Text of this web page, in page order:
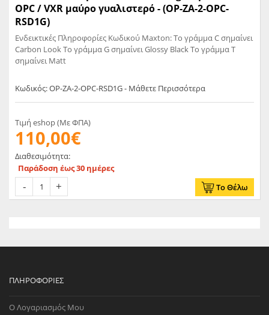
OPC / VXR μαύρο γυαλιστερό - (OP-ZA-2-OPC-
RSD1G)
Ενδεικτικές Πληροφορίες Κωδικού Maxton: Το γράμμα C σημαίνει
Carbon Look Το γράμμα G σημαίνει Glossy Black Το γράμμα T
σημαίνει Matt
Κωδικός: OP-ZA-2-OPC-RSD1G - Μάθετε Περισσότερα
Τιμή eshop (Με ΦΠΑ)
110,00€
Διαθεσιμότητα:
Παράδοση έως 30 ημέρες
Το Θέλω
ΠΛΗΡΟΦΟΡΊΕΣ
Ο Λογαριασμός Μου